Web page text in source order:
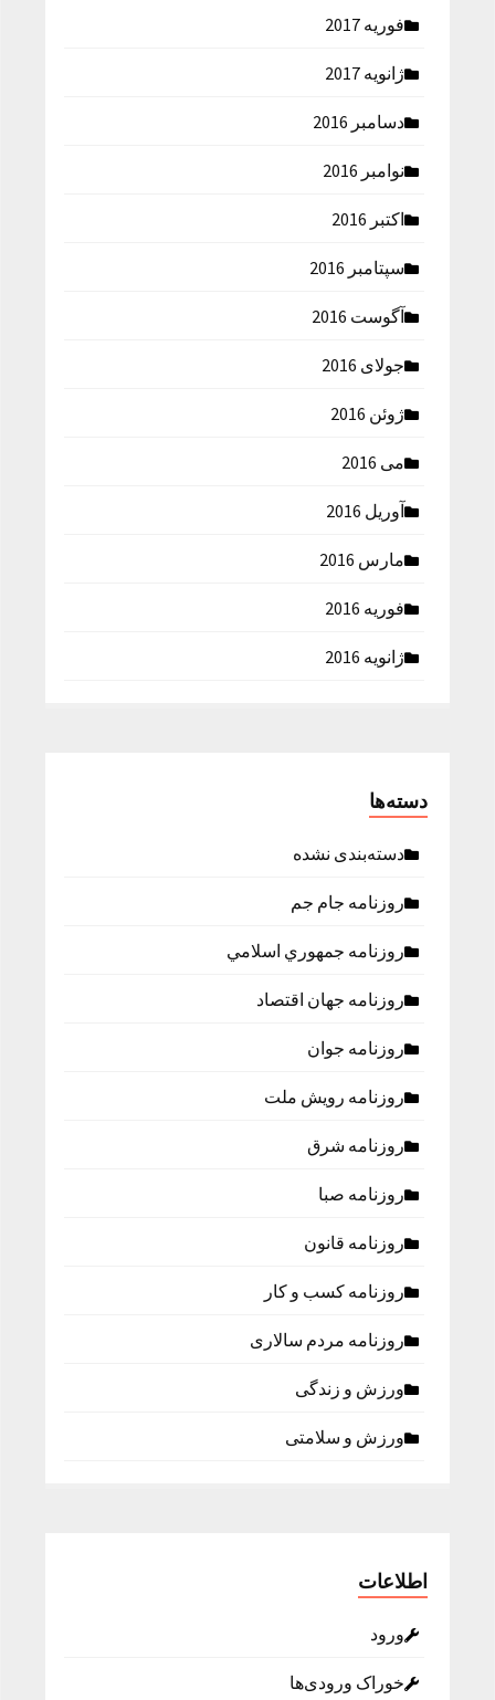
فوریه 2017
ژانویه 2017
دسامبر 2016
نوامبر 2016
اکتبر 2016
سپتامبر 2016
آگوست 2016
جولای 2016
ژوئن 2016
می 2016
آوریل 2016
مارس 2016
فوریه 2016
ژانویه 2016
دسته‌ها
دسته‌بندی نشده
روزنامه جام جم
روزنامه جمهوري اسلامي
روزنامه جهان اقتصاد
روزنامه جوان
روزنامه رویش ملت
روزنامه شرق
روزنامه صبا
روزنامه قانون
روزنامه كسب و كار
روزنامه مردم سالاری
ورزش و زندگی
ورزش و سلامتی
اطلاعات
ورود
خوراک ورودی‌ها